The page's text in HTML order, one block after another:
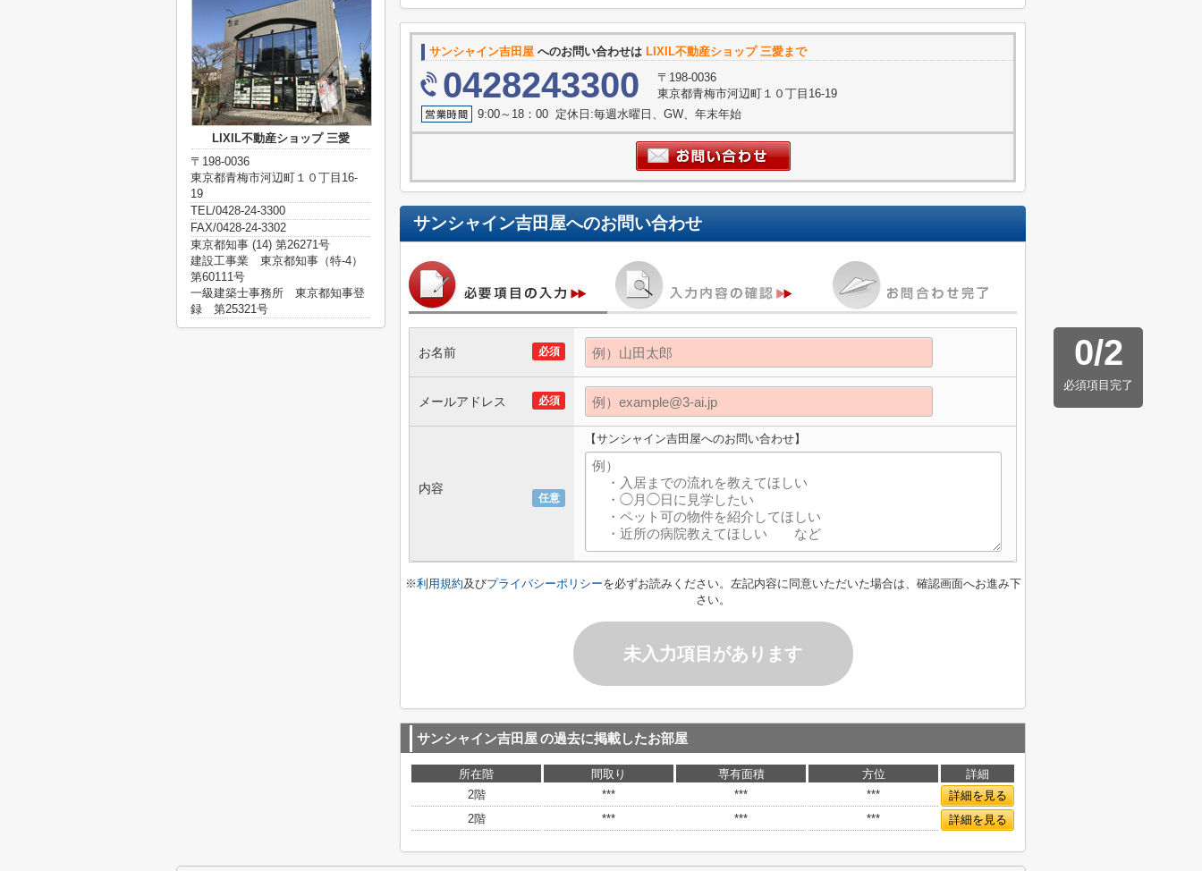
サンシャイン吉田屋 へのお問い合わせは LIXIL不動産ショップ 三愛まで
0428243300
〒198-0036
東京都青梅市河辺町１０丁目16-19
9:00～18：00 定休日:毎週水曜日、GW、年末年始
サンシャイン吉田屋へのお問い合わせ
0/2
必須項目完了
必須
お名前
必須
メールアドレス
任意
内容
【サンシャイン吉田屋へのお問い合わせ】
※利用規約及びプライバシーポリシーを必ずお読みください。左記内容に同意いただいた場合は、確認画面へお進み下
さい。
未入力項目があります
サンシャイン吉田屋の過去に掲載したお部屋
所在階 間取り 専有面積 方位
詳細
2階
*** *** ***
詳細を見る
2階
*** *** *** 詳細を見る
LIXIL不動産ショップ 三愛
〒198-0036
東京都青梅市河辺町１０丁目16-
19
TEL/0428-24-3300
FAX/0428-24-3302
東京都知事 (14) 第26271号
建設工事業 東京都知事（特-4）
第60111号
一級建築士事務所 東京都知事登
録 第25321号